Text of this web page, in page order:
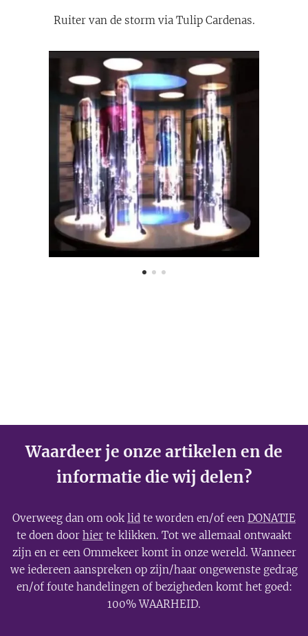
Ruiter van de storm via Tulip Cardenas.
Waardeer je onze artikelen en de
informatie die wij delen?
Overweeg dan om ooklid te worden en/of een DONATIE
te doen door hier te klikken. Tot we allemaal ontwaakt
zijn en er een Ommekeer komt in onze wereld. Wanneer
we iedereen aanspreken op zijn/haar ongewenste gedrag
en/of foute handelingen of bezigheden komt het goed:
100% WAARHEID.